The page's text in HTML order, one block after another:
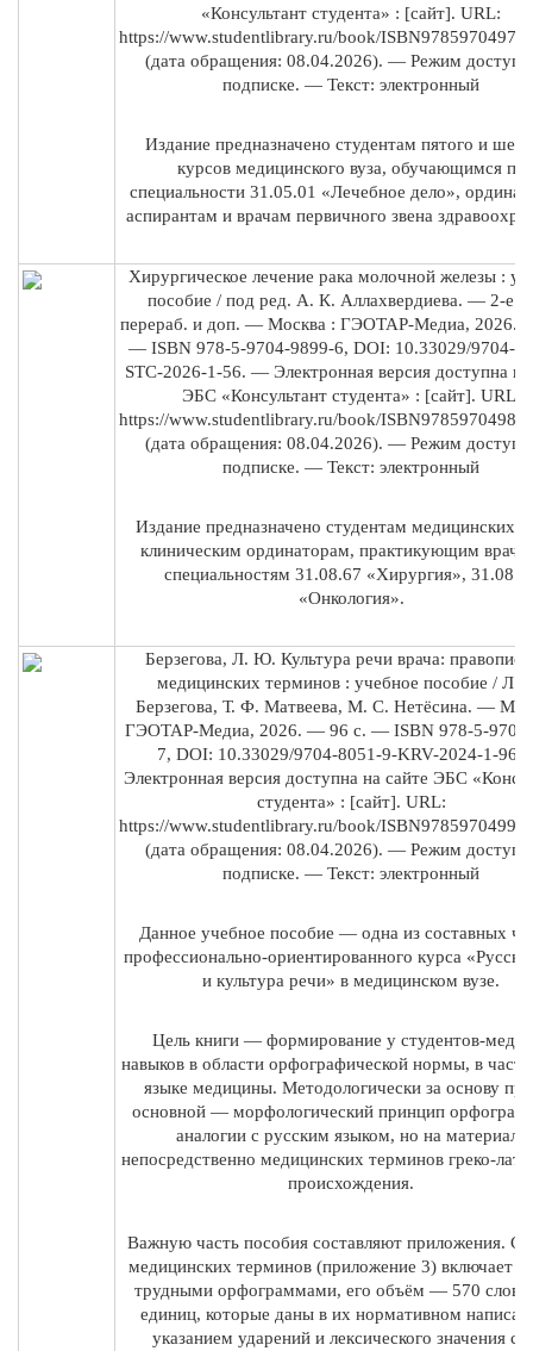
«Консультант студента» : [сайт]. URL:
https://www.studentlibrary.ru/book/
(дата обращения: 08.04.2026). — Режим
подписке. — Текст: электронный
Издание предназначено студентам пятого и
курсов медицинского вуза, обучающимся по
специальности 31.05.01 «Лечебное дело»,
аспирантам и врачам первичного звена
Хирургическое лечение рака молочной железы :
пособие / под ред. А. К. Аллахвердиева. — 2-е
перераб. и доп. — Москва : ГЭОТАР-Медиа, 2026.
— ISBN 978-5-9704-9899-6, DOI: 10.33029/9704-
STC-2026-1-56. — Электронная версия доступна на
ЭБС «Консультант студента» : [сайт]. URL:
https://www.studentlibrary.ru/book/
(дата обращения: 08.04.2026). — Режим
подписке. — Текст: электронный
Издание предназначено студентам медицинских
клиническим ординаторам, практикующим
специальностям 31.08.67 «Хирургия»,
«Онкология».
Берзегова, Л. Ю. Культура речи врача:
медицинских терминов : учебное пособие / Л.
Берзегова, Т. Ф. Матвеева, М. С. Нетёсина. —
ГЭОТАР-Медиа, 2026. — 96 с. — ISBN 978-5-
7, DOI: 10.33029/9704-8051-9-KRV-2024-1-
Электронная версия доступна на сайте ЭБС
студента» : [сайт]. URL:
https://www.studentlibrary.ru/book/
(дата обращения: 08.04.2026). — Режим
подписке. — Текст: электронный
Данное учебное пособие — одна из составных
профессионально-ориентированного курса
и культура речи» в медицинском вузе.
Цель книги — формирование у студентов-
навыков в области орфографической нормы, в
языке медицины. Методологически за основу
основной — морфологический принцип
аналогии с русским языком, но на материале
непосредственно медицинских терминов греко-
происхождения.
Важную часть пособия составляют приложения.
медицинских терминов (приложение 3) включает
трудными орфограммами, его объём — 570
единиц, которые даны в их нормативном
указанием ударений и лексического значения